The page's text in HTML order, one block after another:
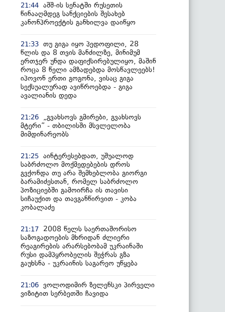
21:44 აშშ-ის სენატში რუსეთის
წინააღმდეგ სანქციების შესახებ
კანონპროექტის განხილვა დაიწყო
21:33 თუ გიგა იყო პედოფილი, 28
წლის და 8 თვის მანძილზე, მინიმუმ
ერთჯერ უნდა დაფიქსირებულიყო, მაშინ
როცა 8 წელი ამზადებდა მოსწავლეებს!
იპოვონ ერთი გოგონა, ვისაც გიგა
სექსუალურად ავიწროებდა - გიგა
ავალიანის დედა
21:26
„გვახსოვს გმირები, გვახსოვს
მტერი” - თბილისში მსვლელობა
მიმდინარეობს
21:25 აინტერესებდათ, უშუალოდ
საბრძოლო მოქმედებების დროს
გვქონდა თუ არა შემხებლობა გიორგი
ბარამიძესთან, რომელ საბრძოლო
პოზიციებში გამოირჩა ის თავისი
სიჩაუქით და თავგანწირვით - კობა
კობალაძე
21:17
2008 წელს საერთაშორისო
საზოგადოების მხრიდან ძლიერი
რეაგირების არარსებობამ უკრაინაში
რუსი დამპყრობელის შეჭრას გზა
გაუხსნა - უკრაინის საგარეო უწყება
21:06 ვოლოდიმირ ზელენსკი პირველი
ვიზიტით სერბეთში ჩავიდა